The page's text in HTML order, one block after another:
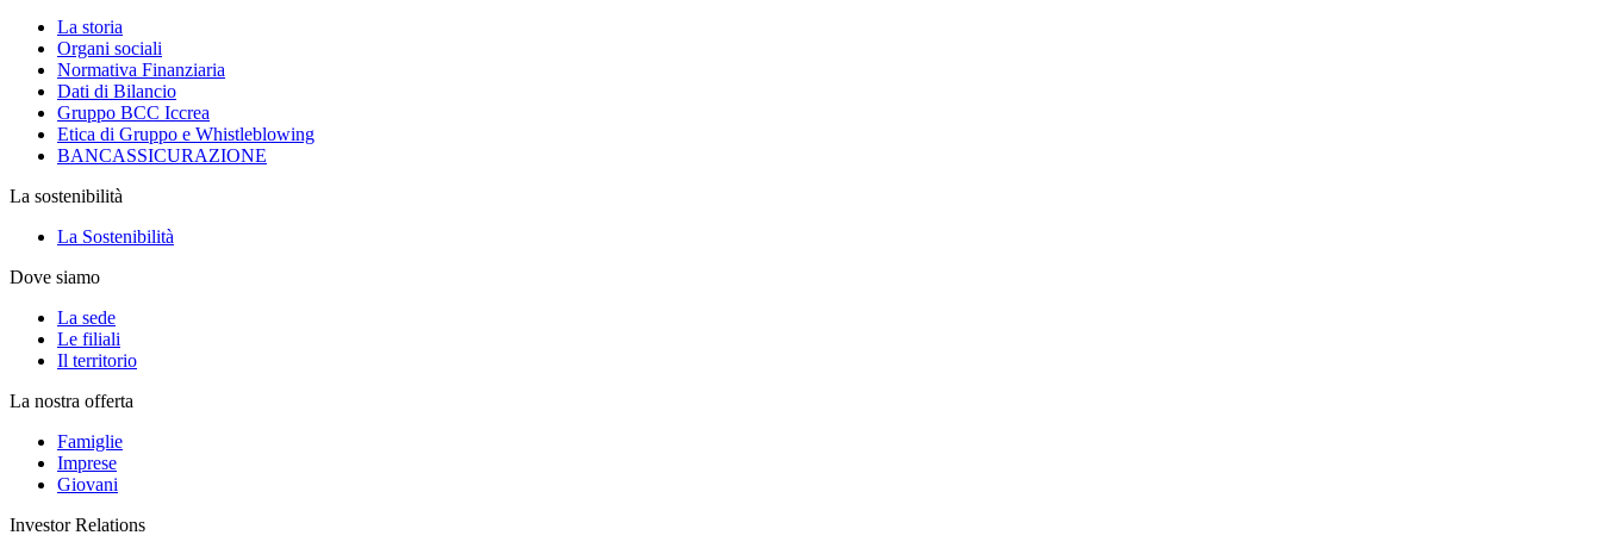
La storia
Organi sociali
Normativa Finanziaria
Dati di Bilancio
Gruppo BCC Iccrea
Etica di Gruppo e Whistleblowing
BANCASSICURAZIONE
La sostenibilità
La Sostenibilità
Dove siamo
La sede
Le filiali
Il territorio
La nostra offerta
Famiglie
Imprese
Giovani
Investor Relations